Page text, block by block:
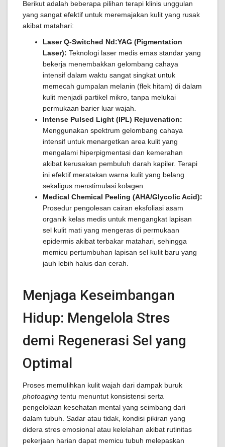
Berikut adalah beberapa pilihan terapi klinis unggulan
yang sangat efektif untuk meremajakan kulit yang rusak
akibat matahari:
Laser Q-Switched Nd:YAG (Pigmentation
Laser): Teknologi laser medis emas standar yang
bekerja menembakkan gelombang cahaya
intensif dalam waktu sangat singkat untuk
memecah gumpalan melanin (flek hitam) di dalam
kulit menjadi partikel mikro, tanpa melukai
permukaan barier luar wajah.
Intense Pulsed Light (IPL) Rejuvenation:
Menggunakan spektrum gelombang cahaya
intensif untuk menargetkan area kulit yang
mengalami hiperpigmentasi dan kemerahan
akibat kerusakan pembuluh darah kapiler. Terapi
ini efektif meratakan warna kulit yang belang
sekaligus menstimulasi kolagen.
Medical Chemical Peeling (AHA/Glycolic Acid):
Prosedur pengolesan cairan eksfoliasi asam
organik kelas medis untuk mengangkat lapisan
sel kulit mati yang mengeras di permukaan
epidermis akibat terbakar matahari, sehingga
memicu pertumbuhan lapisan sel kulit baru yang
jauh lebih halus dan cerah.
Menjaga Keseimbangan
Hidup: Mengelola Stres
demi Regenerasi Sel yang
Optimal
Proses memulihkan kulit wajah dari dampak buruk
photoaging tentu menuntut konsistensi serta
pengelolaan kesehatan mental yang seimbang dari
dalam tubuh. Sadar atau tidak, kondisi pikiran yang
didera stres emosional atau kelelahan akibat rutinitas
pekerjaan harian dapat memicu tubuh melepaskan